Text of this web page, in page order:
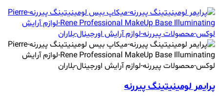
پرایمر لومینیتینگ پیررنه